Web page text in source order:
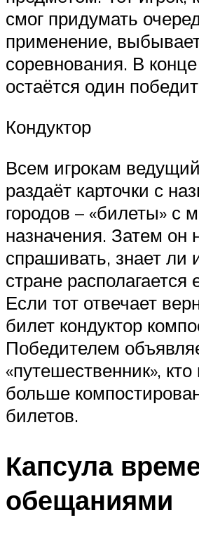
смог придумать
применение,
соревнования. В
остаётся один
Кондуктор
Всем игрокам ведущий
раздаёт карточки с
городов – «билеты» с
назначения. Затем он
спрашивать, знает ли
стране располагается
Если тот отвечает
билет кондуктор
Победителем
«путешественник»,
больше
билетов.
Капсула
обещаниями